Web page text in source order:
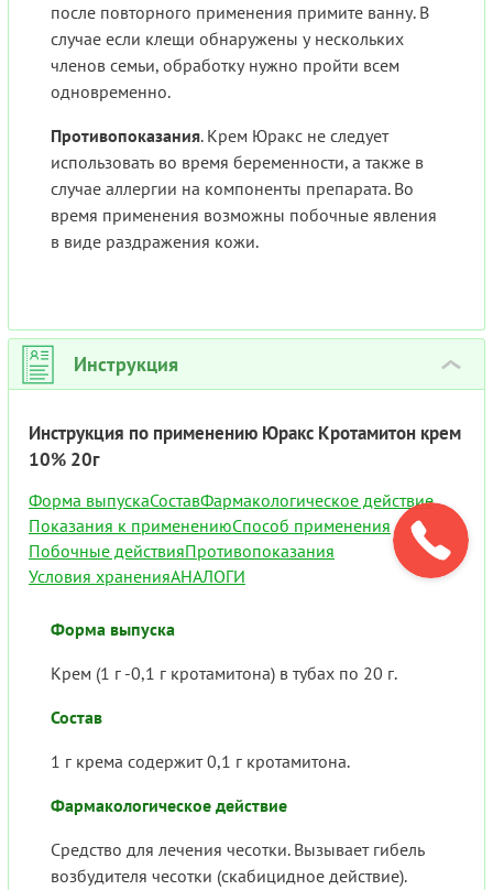
после повторного применения примите ванну. В
случае если клещи обнаружены у нескольких
членов семьи, обработку нужно пройти всем
одновременно.
Противопоказания. Крем Юракс не следует
использовать во время беременности, а также в
случае аллергии на компоненты препарата. Во
время применения возможны побочные явления
в виде раздражения кожи.
Инструкция ›
Инструкция по применению Юракс Кротамитон крем
10% 20г
Форма выпускаСоставФармакологическое действие
Показания к применениюСпособ применения
Побочные действияПротивопоказания
Условия храненияАНАЛОГИ
Форма выпуска
Крем (1 г -0,1 г кротамитона) в тубах по 20 г.
Состав
1 г крема содержит 0,1 г кротамитона.
Фармакологическое действие
Средство для лечения чесотки. Вызывает гибель
возбудителя чесотки (скабицидное действие).